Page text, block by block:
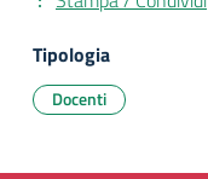
Tipologia
Docenti